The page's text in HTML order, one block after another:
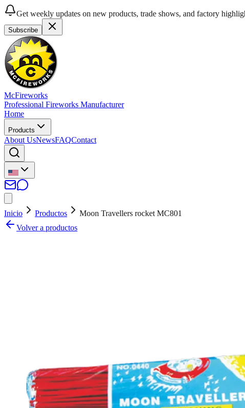
Get weekly updates on new products, trade shows, and factory
Subscribe
McFireworks
Professional Fireworks Manufacturer
Home
Products
About UsNewsFAQContact
Inicio Productos
Moon Travellers rocket MC801
Volver a productos